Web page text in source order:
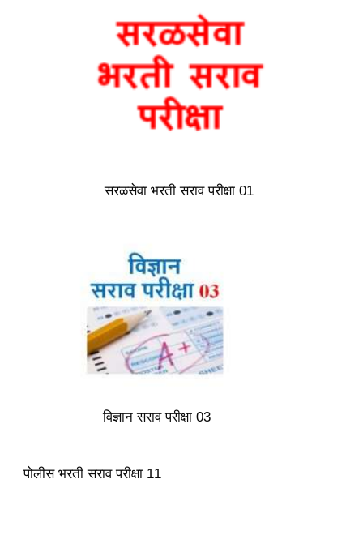
सरळसेवा भरती सराव परीक्षा 01
विज्ञान सराव परीक्षा 03
पोलीस भरती सराव परीक्षा 11